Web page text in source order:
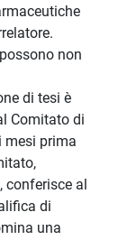
non
di tesi è
Comitato di
mesi prima
conferisce al
di
una